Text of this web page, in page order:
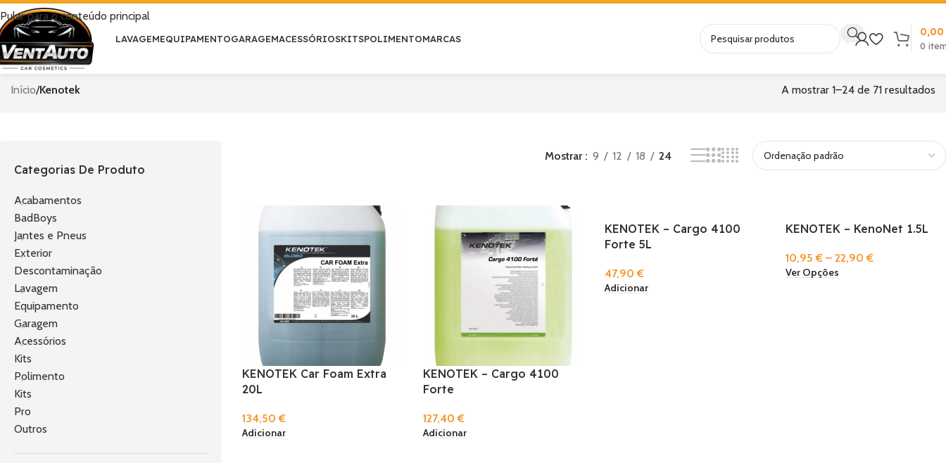
Pular para o conteúdo principal
LAVAGEMEQUIPAMENTOGARAGEMACESSÓRIOSKITSPOLIMENTOMARCAS
0
0,00
Início/Kenotek A mostrar 1–24 de 71 resultados
Categorias De Produto
Acabamentos
BadBoys
Jantes e Pneus
Exterior
Descontaminação
Lavagem
Equipamento
Garagem
Acessórios
Kits
Polimento
Kits
Pro
Outros
Mostrar 9 12 18 24
KENOTEK Car Foam Extra
20L
134,50€
Adicionar
KENOTEK – Cargo 4100
Forte
127,40€
Adicionar
KENOTEK – Cargo 4100
Forte 5L
47,90€
Adicionar
KENOTEK – KenoNet 1.5L
10,95€ – 22,90€
Ver Opções